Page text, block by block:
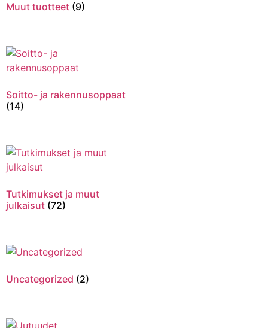
Muut tuotteet (9)
Soitto- ja rakennusoppaat
(14)
Tutkimukset ja muut
julkaisut (72)
Uncategorized (2)